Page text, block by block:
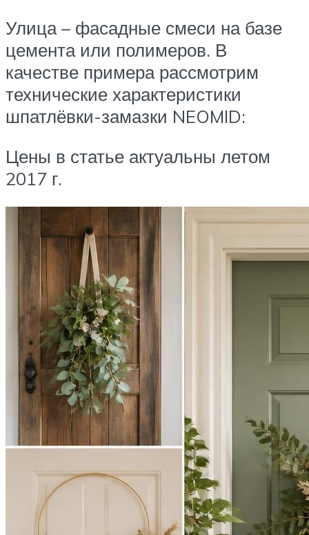
Улица – фасадные смеси на базе
цемента или полимеров. В
качестве примера рассмотрим
технические характеристики
шпатлёвки-замазки NEOMID:
Цены в статье актуальны летом
2017 г.